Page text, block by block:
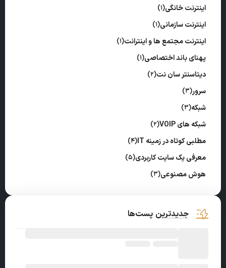
اینترنت خانگی(1)
اینترنت سازمانی(1)
اینترنت مجتمع ها و اینترانت(1)
پهنای باند اختصاصی(1)
دیتاسنتر سان نت(2)
سرور(3)
شبکه(3)
شبکه های VOIP (2)
مطلبی کوتاه در زمینه IT (4)
معرفی یک سایت کاربردی(5)
هوش مصنوعی(3)
جدیدترین پست‌ها